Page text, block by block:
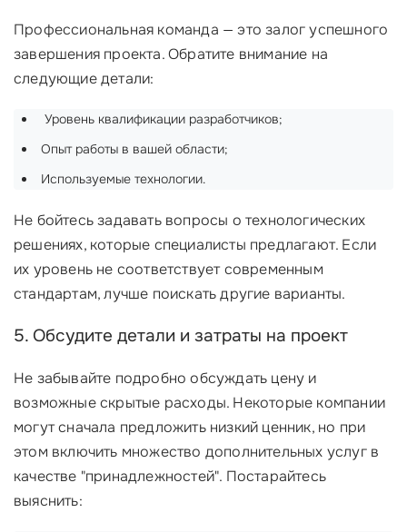
Профессиональная команда — это залог успешного
завершения проекта. Обратите внимание на
следующие детали:
‍ Уровень квалификации разработчиков;
Опыт работы в вашей области;
Используемые технологии.
Не бойтесь задавать вопросы о технологических
решениях, которые специалисты предлагают. Если
их уровень не соответствует современным
стандартам, лучше поискать другие варианты.
5. Обсудите детали и затраты на проект
Не забывайте подробно обсуждать цену и
возможные скрытые расходы. Некоторые компании
могут сначала предложить низкий ценник, но при
этом включить множество дополнительных услуг в
качестве "принадлежностей". Постарайтесь
выяснить: